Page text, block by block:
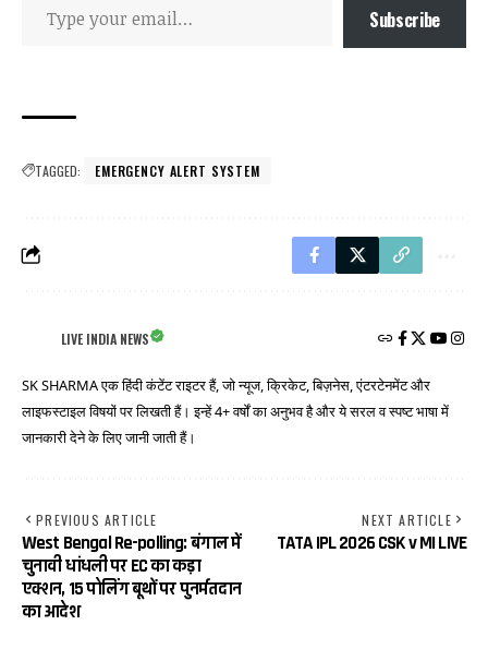
Subscribe
TAGGED: EMERGENCY ALERT SYSTEM
LIVE INDIA NEWS
SK SHARMA एक हिंदी कंटेंट राइटर हैं, जो न्यूज, क्रिकेट, बिज़नेस, एंटरटेनमेंट और
लाइफस्टाइल विषयों पर लिखती हैं। इन्हें 4+ वर्षों का अनुभव है और ये सरल व स्पष्ट भाषा में
जानकारी देने के लिए जानी जाती हैं।
PREVIOUS ARTICLE
West Bengal Re-polling: बंगाल में
चुनावी धांधली पर EC का कड़ा
एक्शन, 15 पोलिंग बूथों पर पुनर्मतदान
का आदेश
NEXT ARTICLE
TATA IPL 2026 CSK v MI LIVE